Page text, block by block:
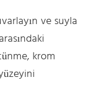
ve suyla
krom